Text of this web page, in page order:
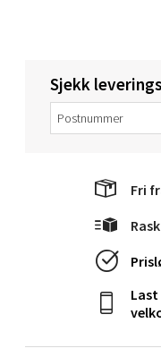
Sjekk
Fri
Last
Orkanger -
Thon Senter
0 i butikk